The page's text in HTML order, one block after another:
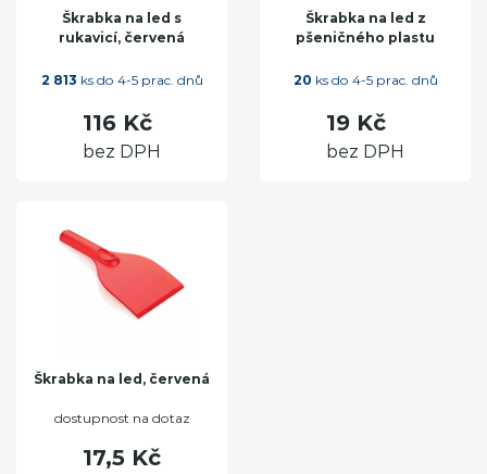
Škrabka na led s
rukavicí, červená
2 813 ks do 4-5 prac. dnů
116 Kč
bez DPH
Škrabka na led z
pšeničného plastu
20 ks do 4-5 prac. dnů
19 Kč
bez DPH
Škrabka na led, červená
dostupnost na dotaz
17,5 Kč